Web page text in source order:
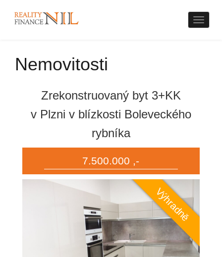
Nemovitosti
Zrekonstruovaný byt 3+KK
v Plzni v blízkosti Boleveckého
rybníka
7.500.000 ,-